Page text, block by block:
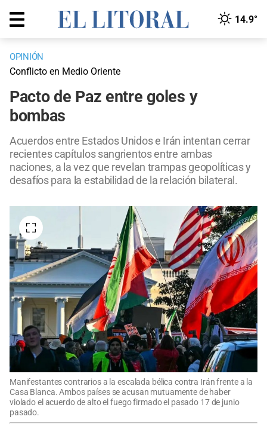
14.9°
OPINIÓN
Conflicto en Medio Oriente
Pacto de Paz entre goles y
bombas
Acuerdos entre Estados Unidos e Irán intentan cerrar
recientes capítulos sangrientos entre ambas
naciones, a la vez que revelan trampas geopolíticas y
desafíos para la estabilidad de la relación bilateral.
Manifestantes contrarios a la escalada bélica contra Irán frente a la
Casa Blanca. Ambos países se acusan mutuamente de haber
violado el acuerdo de alto el fuego firmado el pasado 17 de junio
pasado.